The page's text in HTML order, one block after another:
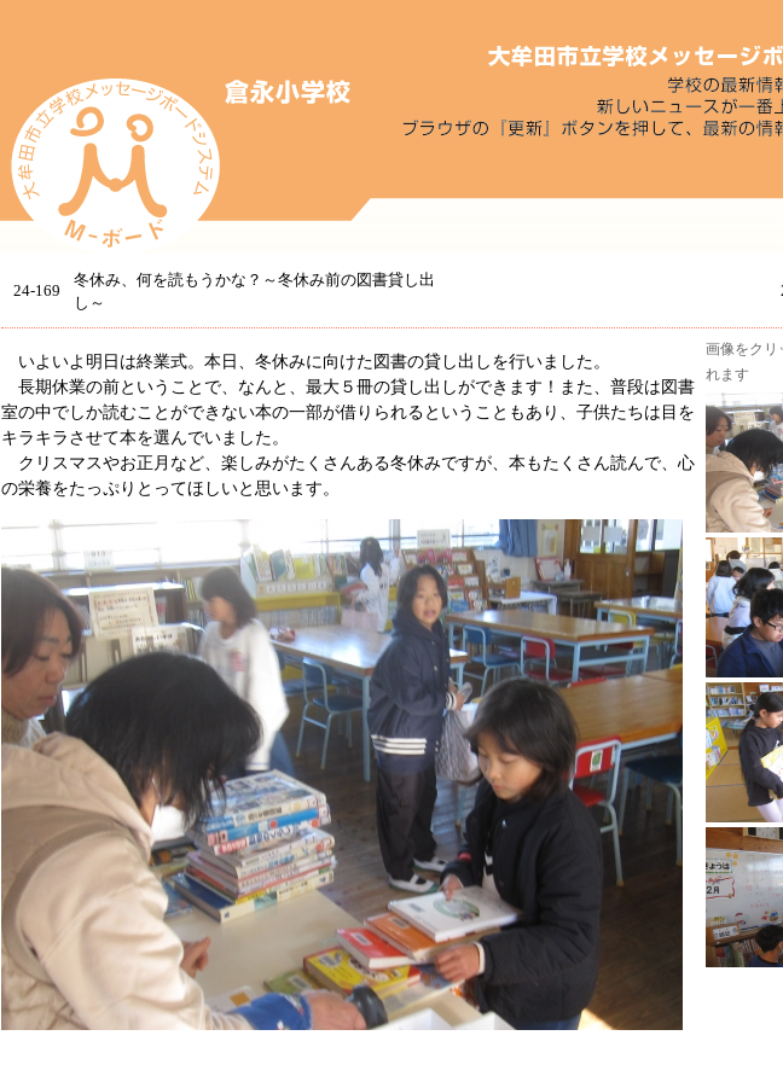
24-169
冬休み、何を読もうかな？～冬休み前の図書貸し出
し～
いよいよ明日は終業式。本日、冬休みに向けた図書の貸し出しを行いました。
長期休業の前ということで、なんと、最大５冊の貸し出しができます！また、普段は図書
室の中でしか読むことができない本の一部が借りられるということもあり、子供たちは目を
キラキラさせて本を選んでいました。
クリスマスやお正月など、楽しみがたくさんある冬休みですが、本もたくさん読んで、心
の栄養をたっぷりとってほしいと思います。
画像をクリ
れます